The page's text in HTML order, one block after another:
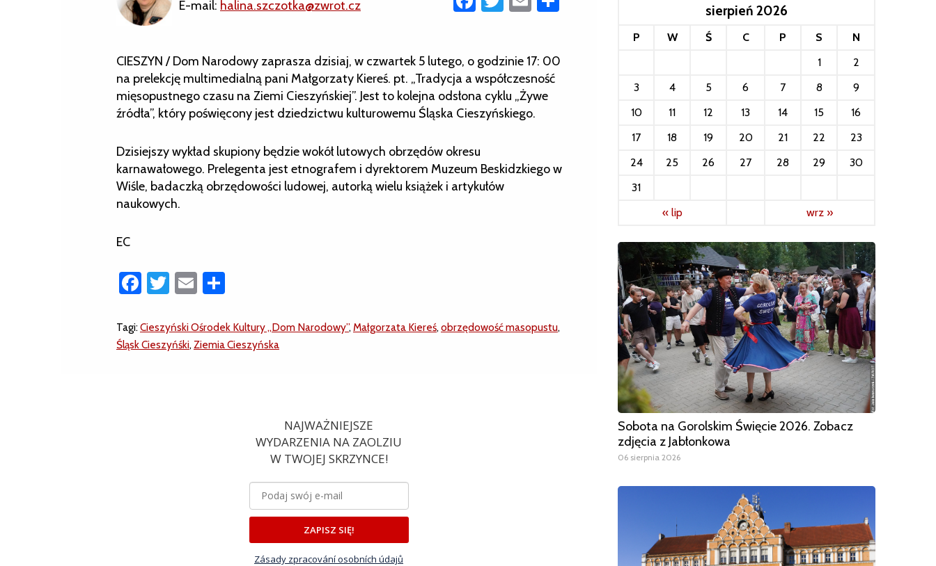
E-mail: halina.szczotka@zwrot.cz
CIESZYN / Dom Narodowy zaprasza dzisiaj, w czwartek 5 lutego, o godzinie 17: 00
na prelekcję multimedialną pani Małgorzaty Kiereś. pt. „Tradycja a współczesność
mięsopustnego czasu na Ziemi Cieszyńskiej”. Jest to kolejna odsłona cyklu „Żywe
źródła”, który poświęcony jest dziedzictwu kulturowemu Śląska Cieszyńskiego.
Dzisiejszy wykład skupiony będzie wokół lutowych obrzędów okresu
karnawałowego. Prelegenta jest etnografem i dyrektorem Muzeum Beskidzkiego w
Wiśle, badaczką obrzędowości ludowej, autorką wielu książek i artykułów
naukowych.
EC
Facebook
Twitter
Email
Tagi:Cieszyński Ośrodek Kultury „Dom Narodowy”,Małgorzata Kiereś,obrzędowość masopustu,
Śląsk Cieszyńśki,Ziemia Cieszyńska
NAJWAŻNIEJSZE
WYDARZENIA NA ZAOLZIU
W TWOJEJ SKRZYNCE!
ZAPISZ SIĘ!
Zásady zpracování osobních údajů
sierpień 2026
P W Ś C P S
N
1
2
3
4 5 6 7 8
9
10
11 12 13 14 15
16
17
18 19 20 21 22
23
24
25 26 27 28 29
30
31
« lip
wrz »
Sobota na Gorolskim Święcie 2026. Zobacz
zdjęcia z Jabłonkowa
06 sierpnia 2026